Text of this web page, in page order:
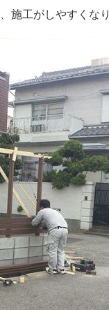
施工がしやすくな